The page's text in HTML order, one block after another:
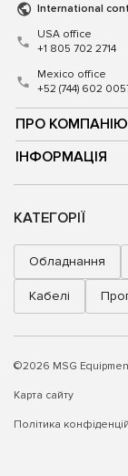
ПРО КОМПАНІЮ
ІНФОРМАЦІЯ
International
USA office
+1 805 702 2714
Mexico office
+52 (744) 602
КАТЕГОРІЇ
Обладнання
Кабелі
©2026 MSG
Карта сайту
Політика